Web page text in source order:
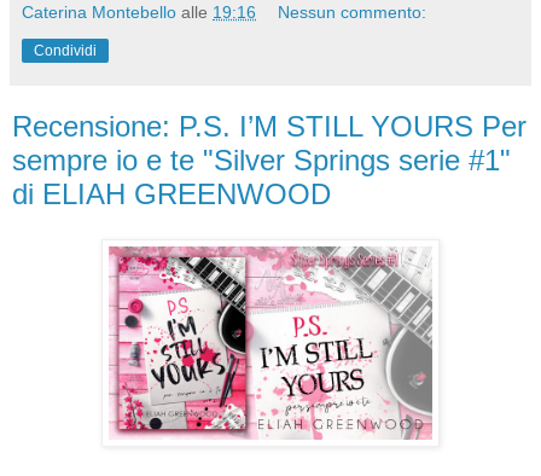
Caterina Montebello alle 19:16 Nessun commento:
Condividi
Recensione: P.S. I’M STILL YOURS Per
sempre io e te "Silver Springs serie #1"
di ELIAH GREENWOOD